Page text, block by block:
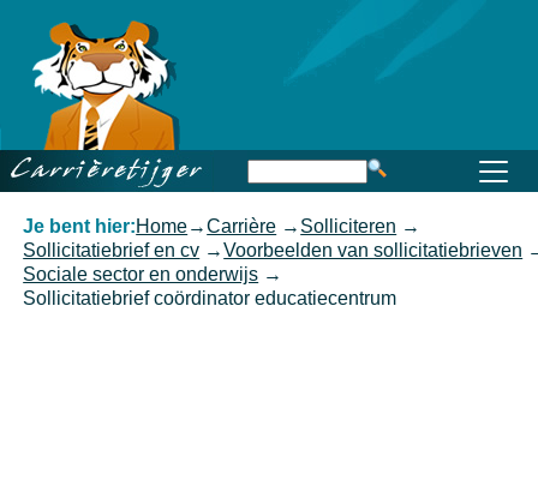
Je bent hier:Home→Carrière → Solliciteren →
Sollicitatiebrief en cv →Voorbeelden van sollicitatiebrieven
Sociale sector en onderwijs →
Sollicitatiebrief coördinator educatiecentrum